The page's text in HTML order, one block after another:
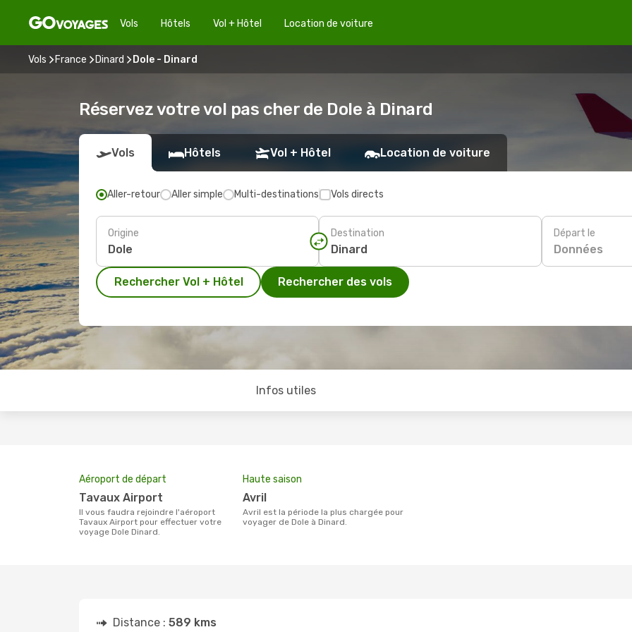
Vols Hôtels Vol + Hôtel Location de voiture
Vols France Dinard Dole - Dinard
Réservez votre vol pas cher de Dole à Dinard
Vols Hôtels Vol + Hôtel Location de voiture
Aller-retour Aller simple Multi-destinations Vols directs
Origine Destination Départ le
Données
Rechercher Vol + Hôtel Rechercher des vols
Infos utiles
Aéroport de départ
Tavaux Airport
Il vous faudra rejoindre l'aéroport
Tavaux Airport pour effectuer votre
voyage Dole Dinard.
Haute saison
avril
avril est la période la plus chargée pour
voyager de Dole à Dinard.
Distance : 589 kms